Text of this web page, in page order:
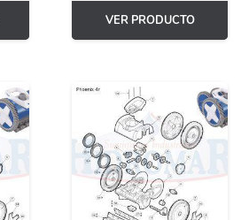
VER PRODUCTO